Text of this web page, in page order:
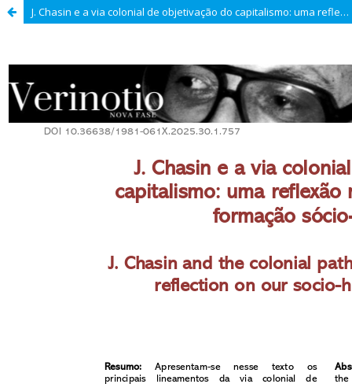
J. Chasin e a via colonial de objetivação do capitalismo: uma reflexão marxista sobre nossa formação sócio-histórica